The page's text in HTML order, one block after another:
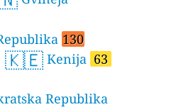
130
🇰🇪 Kenija 63
Republika